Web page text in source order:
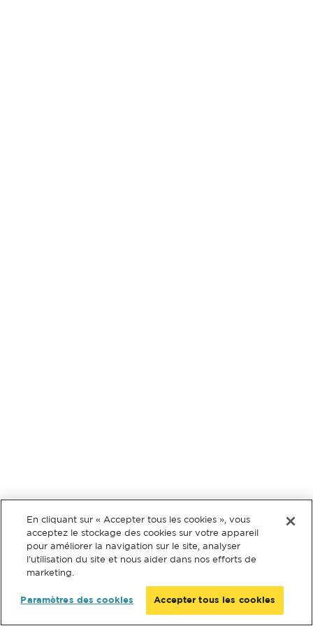
En cliquant sur « Accepter tous les cookies », vous
acceptez le stockage des cookies sur votre appareil
pour améliorer la navigation sur le site, analyser
l’utilisation du site et nous aider dans nos efforts de
marketing.
Paramètres des cookies Accepter tous les cookies